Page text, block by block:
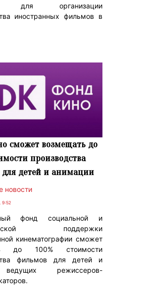
для организации
иностранных фильмов в
сможет возмещать до
производства
детей и анимации
новости
9:52
фонд социальной и
поддержки
кинематографии сможет
до 100% стоимости
фильмов для детей и
режиссеров-